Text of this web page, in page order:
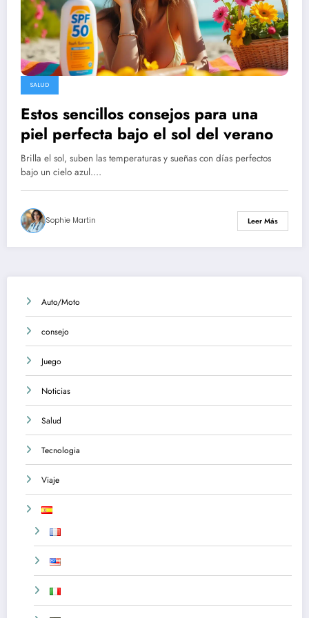
SALUD
Estos sencillos consejos para una
piel perfecta bajo el sol del verano
Brilla el sol, suben las temperaturas y sueñas con días perfectos
bajo un cielo azul.…
Sophie Martin Leer Más
Auto/Moto
consejo
Juego
Noticias
Salud
Tecnologia
Viaje